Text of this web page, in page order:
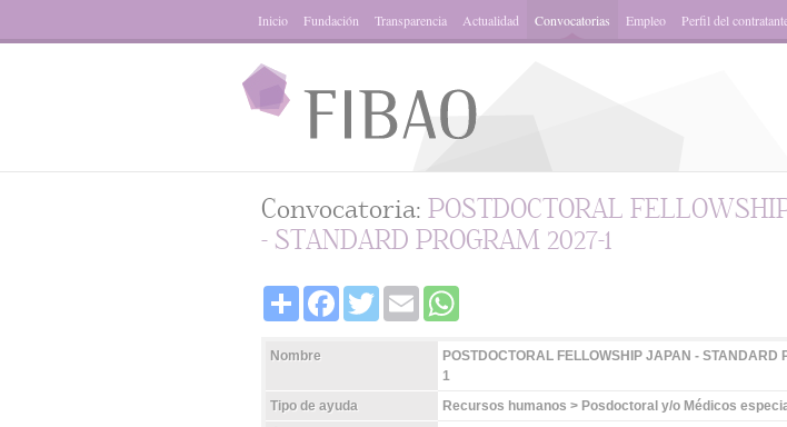
Inicio Fundación Transparencia Actualidad Convocatorias Empleo Perfil del
Convocatoria: POSTDOCTORAL
- STANDARD PROGRAM 2027-1
Share FacebookTwitter Email
Nombre
POSTDOCTORAL FELLOWSHIP JAPAN - STANDARD
1
Tipo de ayuda
Recursos humanos > Posdoctoral y/o Médicos